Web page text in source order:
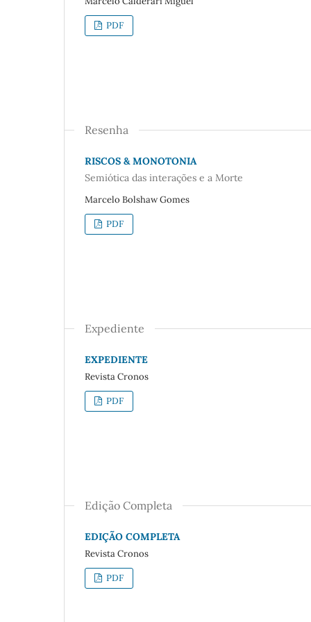
PDF
Resenha
RISCOS & MONOTONIA
Semiótica das interações e a Morte
Marcelo Bolshaw Gomes
PDF
Expediente
EXPEDIENTE
Revista Cronos
PDF
Edição Completa
EDIÇÃO COMPLETA
Revista Cronos
PDF